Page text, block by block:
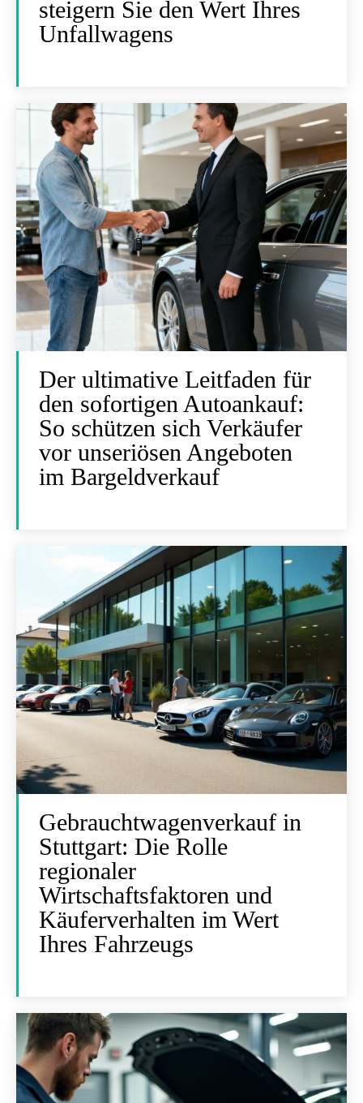
steigern Sie den Wert Ihres
Unfallwagens
Der ultimative Leitfaden für
den sofortigen Autoankauf:
So schützen sich Verkäufer
vor unseriösen Angeboten
im Bargeldverkauf
Gebrauchtwagenverkauf in
Stuttgart: Die Rolle
regionaler
Wirtschaftsfaktoren und
Käuferverhalten im Wert
Ihres Fahrzeugs